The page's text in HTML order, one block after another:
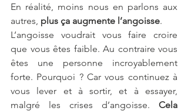
En réalité, moins nous en parlons aux
autres, plus ça augmente l’angoisse.
L’angoisse voudrait vous faire croire
que vous êtes faible. Au contraire vous
êtes une personne incroyablement
forte. Pourquoi ? Car vous continuez à
vous lever et à sortir, et à essayer,
malgré les crises d’angoisse. Cela